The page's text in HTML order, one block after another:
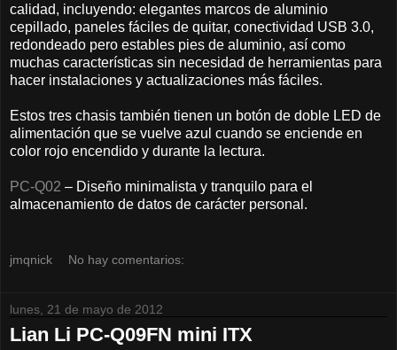
calidad, incluyendo: elegantes marcos de aluminio
cepillado, paneles fáciles de quitar, conectividad USB 3.0,
redondeado pero estables pies de aluminio, así como
muchas características sin necesidad de herramientas para
hacer instalaciones y actualizaciones más fáciles.
Estos tres chasis también tienen un botón de doble LED de
alimentación que se vuelve azul cuando se enciende en
color rojo encendido y durante la lectura.
PC-Q02 – Diseño minimalista y tranquilo para el
almacenamiento de datos de carácter personal.
jmqnick No hay comentarios:
lunes, 21 de mayo de 2012
Lian Li PC-Q09FN mini ITX